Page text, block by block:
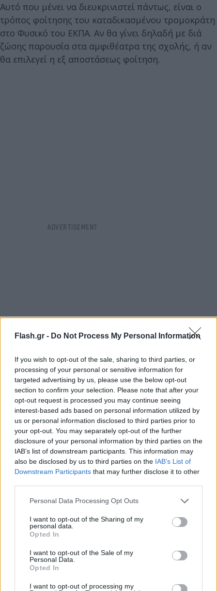
Flash.gr - Do Not Process My Personal Information
If you wish to opt-out of the sale, sharing to third parties, or
processing of your personal or sensitive information for
targeted advertising by us, please use the below opt-out
section to confirm your selection. Please note that after your
opt-out request is processed you may continue seeing
interest-based ads based on personal information utilized by
us or personal information disclosed to third parties prior to
your opt-out. You may separately opt-out of the further
disclosure of your personal information by third parties on the
IAB’s list of downstream participants. This information may
also be disclosed by us to third parties on the IAB’s List of
Downstream Participants that may further disclose it to other
Please note that this website/app uses one or more Google
not limited to your visit or usage behaviour. You may click to
grant or deny consent to Google and its third-party tags to
use your data for below specified purposes in below Google
consent section.
Personal Data Processing Opt Outs
I want to opt-out of the Sharing of my
personal data.
Opted In
I want to opt-out of the Sale of my
Personal Data.
Opted In
I want to opt-out of processing my
Αυτό που μένει να διευκρινιστεί πάντως, είναι ο
τρόπος φοίτησης του καταδικασμένου τρομοκράτη
στο Φυσικό του ΕΚΠΑ. Αν θα γίνει δηλαδή με διά
ζώσης παρουσία στα αμφιθέατρα της σχολής, ή αν
θα επιλεγεί η εξ αποστάσεως φοίτηση.
Ποιος είναι ο Σάββας Ξηρός
Ο Σάββς Ξηρός γεννήθηκε στις 30 Νοεμβρίου 1962
στη Φλώρινα και είναι ο γιος του ιερέα
Τριαντάφυλλου και της Μοσχούλας. Εργαζόταν ως
αγιογράφος και η κλίση του στην αγιογραφία τον
οδήγησε στην Αθήνα, όπου εγκαταστάθηκε μόνιμα
στις αρχές της δεκαετίας του '80. Ως φοιτητής στην
Πολυτεχνική Σχολή του Πανεπιστημίου
εξωκοινοβουλευτικής Αριστεράς.
Ήδη από το 1980 ενεργοποιήθηκε σε κύκλους των
Εξαρχείων ενώ, σύμφωνα με πληροφορίες, τον